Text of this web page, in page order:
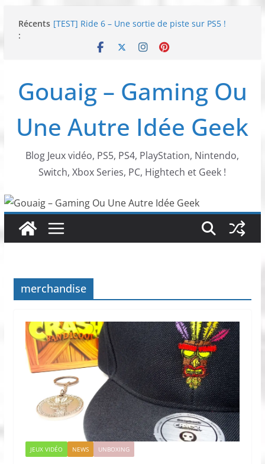
Récents
:
[TEST] Ride 6 – Une sortie de piste sur PS5 !
NEOGEO AES+ : La légende de l’arcade est de
SWITCH 2 : Nouveaux accessoires Turtle Beach X
Gouaig – Gaming Ou
Une Autre Idée Geek
Blog Jeux vidéo, PS5, PS4, PlayStation, Nintendo,
Switch, Xbox Series, PC, Hightech et Geek !
merchandise
JEUX VIDÉO NEWS UNBOXING